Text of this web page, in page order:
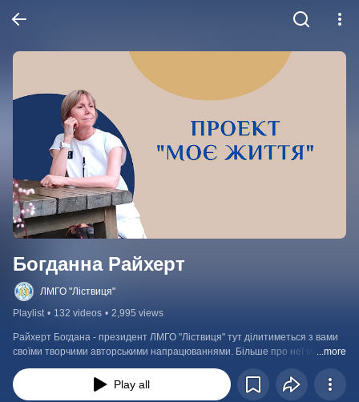
Богданна Райхерт
ЛМГО "Ліствиця"
Playlist • 132 videos • 2,995 views
Райхерт Богдана - президент ЛМГО "Ліствиця" тут ділитиметься з вами
своїми творчими авторськими напрацюваннями. Більше про неї можна
прочитати на сайті ЛМГО "ЛІствиця"
...more
Play all